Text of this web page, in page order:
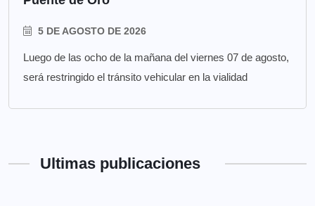
5 DE AGOSTO DE 2026
Luego de las ocho de la mañana del viernes 07 de agosto,
será restringido el tránsito vehicular en la vialidad
Ultimas publicaciones